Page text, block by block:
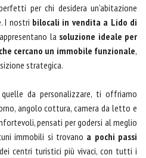
per chi desidera un’abitazione
I nostri bilocali in vendita a Lido di
la soluzione ideale per
cercano un immobile funzionale,
strategica.
da personalizzare, ti offriamo
angolo cottura, camera da letto e
pensati per godersi al meglio
immobili si trovano a pochi passi
centri turistici più vivaci, con tutti i